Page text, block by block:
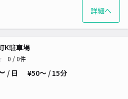
詳細へ
K駐車場
0 / 0件
/ 日 ¥50〜 / 15分